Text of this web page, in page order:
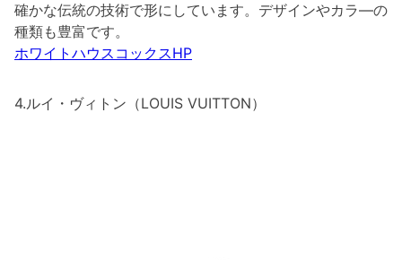
確かな伝統の技術で形にしています。デザインやカラ―の
種類も豊富です。
ホワイトハウスコックスHP
4.ルイ・ヴィトン（LOUIS VUITTON）